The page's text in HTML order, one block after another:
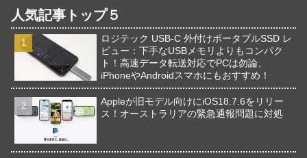
人気記事トップ５
ロジテック USB-C 外付けポータブルSSD レ
ビュー：下手なUSBメモリよりもコンパク
ト！高速データ転送対応でPCは勿論、
iPhoneやAndroidスマホにもおすすめ！
Appleが旧モデル向けにiOS18.7.6をリリー
ス！オーストラリアの緊急通報問題に対処